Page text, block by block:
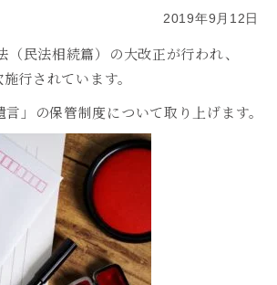
2019年9月12日
民法相続篇）の大改正が行われ、
行されています。
」の保管制度について取り上げます。